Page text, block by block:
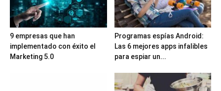
9 empresas que han
implementado con éxito el
Marketing 5.0
Programas espías Android:
Las 6 mejores apps infalibles
para espiar un...